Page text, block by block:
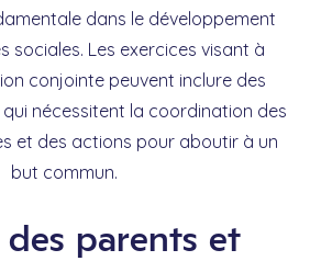
dans le développement
sociales. Les exercices visant à
conjointe peuvent inclure des
nécessitent la coordination des
et des actions pour aboutir à un
but commun.
des parents et